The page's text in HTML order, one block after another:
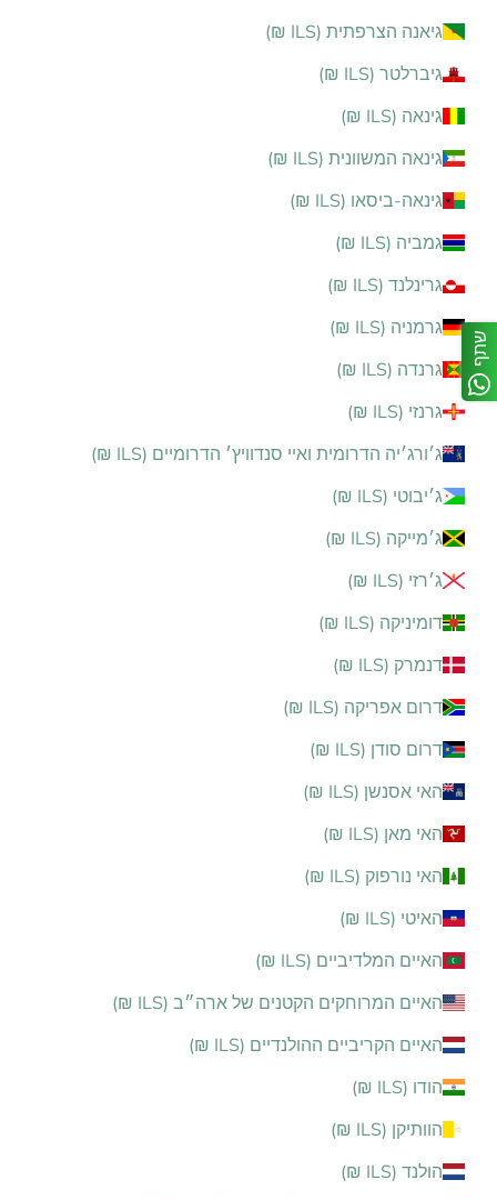
גיאנה הצרפתית (ILS ₪)
גיברלטר (ILS ₪)
גינאה (ILS ₪)
גינאה המשוונית (ILS ₪)
גינאה-ביסאו (ILS ₪)
גמביה (ILS ₪)
גרינלנד (ILS ₪)
גרמניה (ILS ₪)
גרנדה (ILS ₪)
גרנזי (ILS ₪)
ג׳ורג׳יה הדרומית ואיי סנדוויץ׳ הדרומיים (ILS ₪)
ג׳יבוטי (ILS ₪)
ג׳מייקה (ILS ₪)
ג׳רזי (ILS ₪)
דומיניקה (ILS ₪)
דנמרק (ILS ₪)
דרום אפריקה (ILS ₪)
דרום סודן (ILS ₪)
האי אסנשן (ILS ₪)
האי מאן (ILS ₪)
האי נורפוק (ILS ₪)
האיטי (ILS ₪)
האיים המלדיביים (ILS ₪)
האיים המרוחקים הקטנים של ארה״ב (ILS ₪)
האיים הקריביים ההולנדיים (ILS ₪)
הודו (ILS ₪)
הוותיקן (ILS ₪)
הולנד (ILS ₪)
שתף